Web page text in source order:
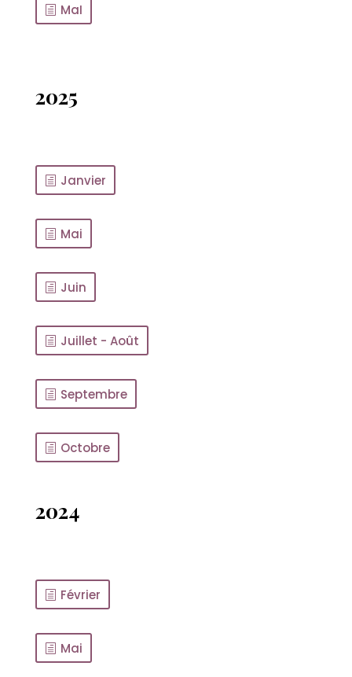
MaI
2025
Janvier
Mai
Juin
Juillet - Août
Septembre
Octobre
2024
Février
Mai